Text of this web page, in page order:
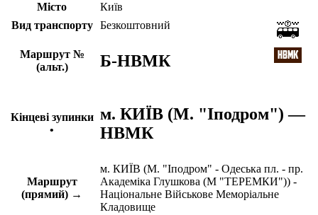
Місто
Київ
Вид транспорту
Безкоштовний
Маршрут №
(альт.)
Б-НВМК
Кінцеві зупинки
•
м. КИЇВ (М. "Іподром") —
НВМК
Маршрут
(прямий) →
м. КИЇВ (М. "Іподром" - Одеська пл. - пр.
Академіка Глушкова (М "ТЕРЕМКИ")) -
Національне Військове Меморіальне
Кладовище